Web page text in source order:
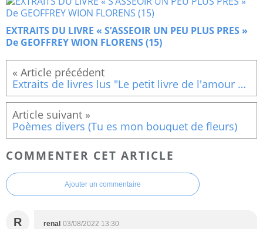
EXTRAITS DU LIVRE « S’ASSEOIR UN PEU PLUS PRES »
De GEOFFREY WION FLORENS (15)
Extraits de livres lus "Le petit livre de l'amour authentique" l'attention est d'un grand secours
Poèmes divers (Tu es mon bouquet de fleurs)
COMMENTER CET ARTICLE
Ajouter un commentaire
R renal 03/08/2022 13:30